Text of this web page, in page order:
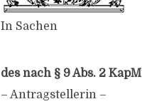
In Sachen
des nach § 9 Abs. 2
– Antragstellerin –